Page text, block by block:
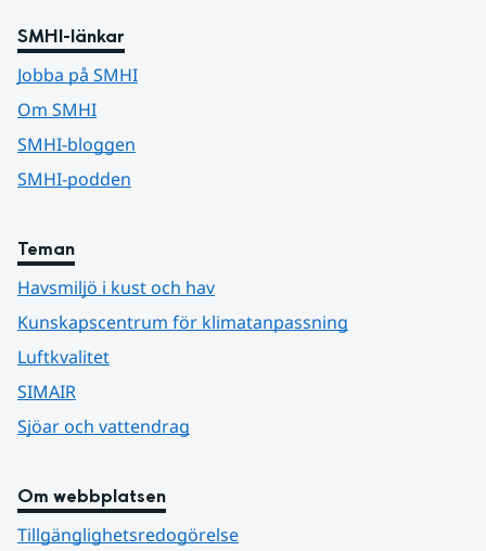
SMHI-länkar
Jobba på SMHI
Om SMHI
SMHI-bloggen
SMHI-podden
Teman
Havsmiljö i kust och hav
Kunskapscentrum för klimatanpassning
Luftkvalitet
SIMAIR
Sjöar och vattendrag
Om webbplatsen
Tillgänglighetsredogörelse